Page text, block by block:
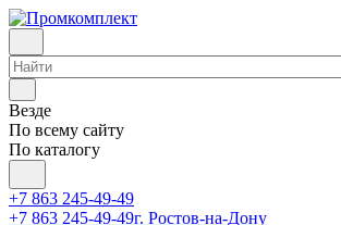
Везде
По всему сайту
По каталогу
+7 863 245-49-49
+7 863 245-49-49г. Ростов-на-Дону